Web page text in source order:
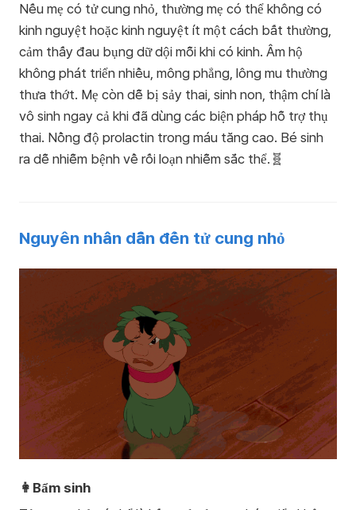
Nếu mẹ có tử cung nhỏ, thường mẹ có thể không có
kinh nguyệt hoặc kinh nguyệt ít một cách bất thường,
cảm thấy đau bụng dữ dội mỗi khi có kinh. Âm hộ
không phát triển nhiều, mông phẳng, lông mu thường
thưa thớt. Mẹ còn dễ bị sảy thai, sinh non, thậm chí là
vô sinh ngay cả khi đã dùng các biện pháp hỗ trợ thụ
thai. Nồng độ prolactin trong máu tăng cao. Bé sinh
ra dễ nhiễm bệnh về rối loạn nhiễm sắc thể.🧬
Nguyên nhân dẫn đến tử cung nhỏ
👩Bẩm sinh